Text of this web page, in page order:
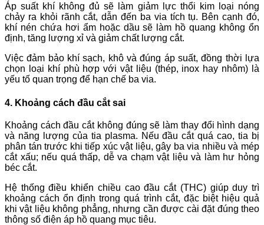
Áp suất khí không đủ sẽ làm giảm lực thổi kim loại nóng
chảy ra khỏi rãnh cắt, dẫn đến ba via tích tụ. Bên cạnh đó,
khí nén chứa hơi ẩm hoặc dầu sẽ làm hồ quang không ổn
định, tăng lượng xỉ và giảm chất lượng cắt.
Việc đảm bảo khí sạch, khô và đúng áp suất, đồng thời lựa
chọn loại khí phù hợp với vật liệu (thép, inox hay nhôm) là
yếu tố quan trọng để hạn chế ba via.
4. Khoảng cách đầu cắt sai
Khoảng cách đầu cắt không đúng sẽ làm thay đổi hình dạng
và năng lượng của tia plasma. Nếu đầu cắt quá cao, tia bị
phân tán trước khi tiếp xúc vật liệu, gây ba via nhiều và mép
cắt xấu; nếu quá thấp, dễ va chạm vật liệu và làm hư hỏng
béc cắt.
Hệ thống điều khiển chiều cao đầu cắt (THC) giúp duy trì
khoảng cách ổn định trong quá trình cắt, đặc biệt hiệu quả
khi vật liệu không phẳng, nhưng cần được cài đặt đúng theo
thông số điện áp hồ quang mục tiêu.